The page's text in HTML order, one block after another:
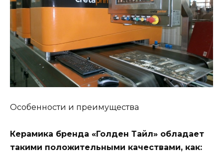
Особенности и преимущества
Керамика бренда «Голден Тайл» обладает
такими положительными качествами, как: